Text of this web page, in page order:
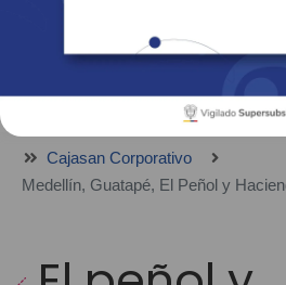
Revista Fácil Vivir
Sedes
Cajasan Corporativo
Medellín, Guatapé, El Peñol y